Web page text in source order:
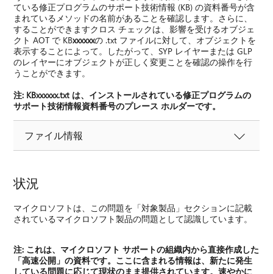
ている修正プログラムのサポート技術情報 (KB) の資料番号が含
まれているメソッドの名前があることを確認します。さらに、
することができますクロス チェックは、影響を受けるオブジェ
クト AOT で KBxxxxxxの .txt ファイルに対して、オブジェクトを
表示することによって。したがって、SYP レイヤーまたは GLP
のレイヤーにオブジェクトが正しく変更ことを確認の操作を行
うことができます。
注: KBxxxxxx.txt は、インストールされている修正プログラムの
サポート技術情報資料番号のプレース ホルダーです。
ファイル情報
状況
マイクロソフトは、この問題を「対象製品」セクションに記載
されているマイクロソフト製品の問題として認識しています。
注: これは、マイクロソフト サポートの組織内から直接作成した
「高速公開」の資料です。ここに含まれる情報は、新たに発生
している問題に応じて現状のまま提供されています。速やかに